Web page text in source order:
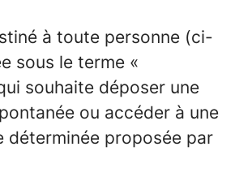
à toute personne (ci-
sous le terme «
souhaite déposer une
ou accéder à une
déterminée proposée par